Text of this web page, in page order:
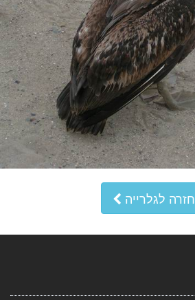
חזרה לגלרייה